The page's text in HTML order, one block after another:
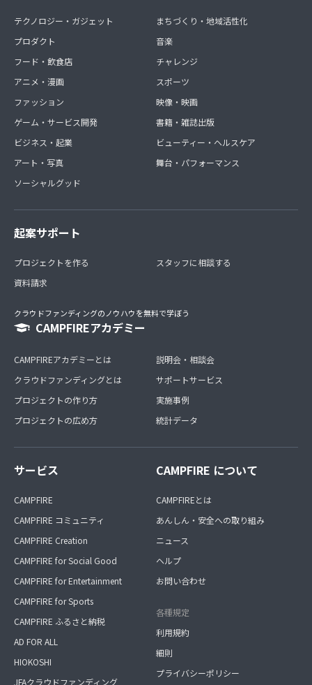
テクノロジー・ガジェット
プロダクト
フード・飲食店
アニメ・漫画
ファッション
ゲーム・サービス開発
ビジネス・起業
アート・写真
ソーシャルグッド
まちづくり・地域活性化
音楽
チャレンジ
スポーツ
映像・映画
書籍・雑誌出版
ビューティー・ヘルスケア
舞台・パフォーマンス
起案サポート
プロジェクトを作る
資料請求
スタッフに相談する
クラウドファンディングのノウハウを無料で学ぼう
CAMPFIREアカデミー
CAMPFIREアカデミーとは
クラウドファンディングとは
プロジェクトの作り方
プロジェクトの広め方
説明会・相談会
サポートサービス
実施事例
統計データ
サービス
CAMPFIRE
CAMPFIRE コミュニティ
CAMPFIRE Creation
CAMPFIRE for Social Good
CAMPFIRE for Entertainment
CAMPFIRE for Sports
CAMPFIRE ふるさと納税
AD FOR ALL
HIOKOSHI
JFAクラウドファンディング
CAMPFIRE について
CAMPFIREとは
あんしん・安全への取り組み
ニュース
ヘルプ
お問い合わせ
各種規定
利用規約
細則
プライバシーポリシー